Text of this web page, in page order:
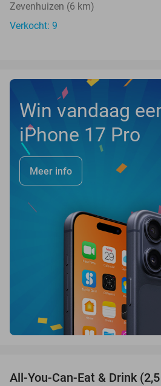
Zevenhuizen (6 km)
Verkocht: 9
Win vandaag
iPhone 17 Pro
Meer info
All-You-Can-Eat & Drink